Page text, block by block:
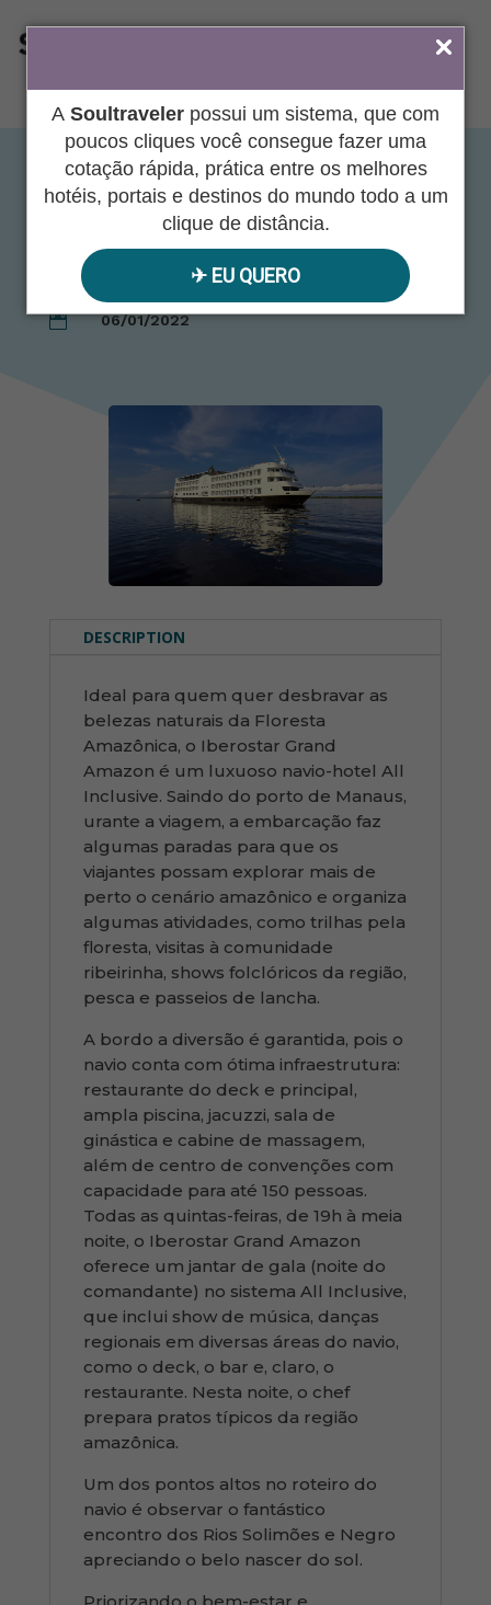
A Soultraveler possui um sistema, que com
poucos cliques você consegue fazer uma
cotação rápida, prática entre os melhores
hotéis, portais e destinos do mundo todo a um
clique de distância.
✈︎ EU QUERO
ÁREA DO AGENTE
Iberostar Grand
Amazon
 06/01/2022
DESCRIPTION
Ideal para quem quer desbravar as
belezas naturais da Floresta
Amazônica, o Iberostar Grand
Amazon é um luxuoso navio-hotel All
Inclusive. Saindo do porto de Manaus,
urante a viagem, a embarcação faz
algumas paradas para que os
viajantes possam explorar mais de
perto o cenário amazônico e organiza
algumas atividades, como trilhas pela
floresta, visitas à comunidade
ribeirinha, shows folclóricos da região,
pesca e passeios de lancha.
A bordo a diversão é garantida, pois o
navio conta com ótima infraestrutura:
restaurante do deck e principal,
ampla piscina, jacuzzi, sala de
ginástica e cabine de massagem,
além de centro de convenções com
capacidade para até 150 pessoas.
Todas as quintas-feiras, de 19h à meia
noite, o Iberostar Grand Amazon
oferece um jantar de gala (noite do
comandante) no sistema All Inclusive,
que inclui show de música, danças
regionais em diversas áreas do navio,
como o deck, o bar e, claro, o
restaurante. Nesta noite, o chef
prepara pratos típicos da região
amazônica.
Um dos pontos altos no roteiro do
navio é observar o fantástico
encontro dos Rios Solimões e Negro
apreciando o belo nascer do sol.